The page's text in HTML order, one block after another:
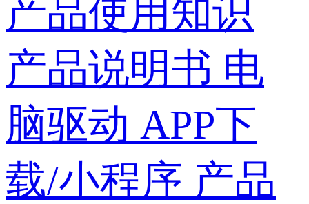
产品使用知识
产品说明书 电
脑驱动 APP下
载/小程序 产品